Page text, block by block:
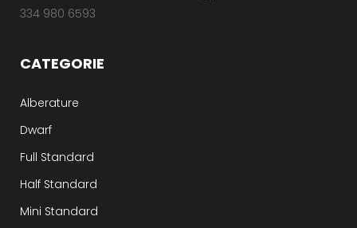
334 980 6593
CATEGORIE
Alberature
Dwarf
Full Standard
Half Standard
Mini Standard